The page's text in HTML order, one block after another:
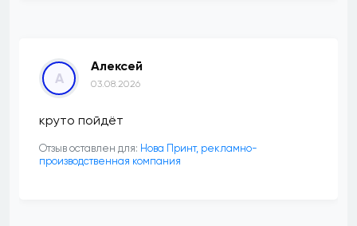
А
Алексей
03.08.2026
круто пойдёт
Отзыв оставлен для: Нова Принт, рекламно-
производственная компания